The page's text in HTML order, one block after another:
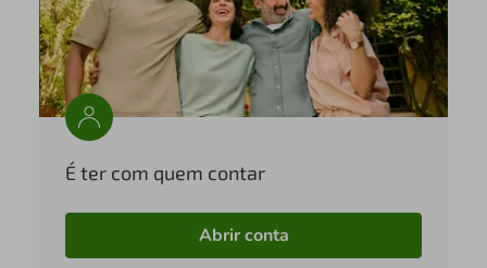
É ter com quem contar
Abrir conta